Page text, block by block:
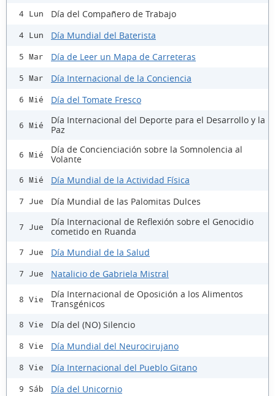
4 Lun Día del Compañero de Trabajo
4 Lun Día Mundial del Baterista
5 Mar Día de Leer un Mapa de Carreteras
5 Mar Día Internacional de la Conciencia
6 Mié Día del Tomate Fresco
6 Mié
Día Internacional del Deporte para el Desarrollo y la
Paz
6 Mié
Día de Concienciación sobre la Somnolencia al
Volante
6 Mié Día Mundial de la Actividad Física
7 Jue Día Mundial de las Palomitas Dulces
7 Jue
Día Internacional de Reflexión sobre el Genocidio
cometido en Ruanda
7 Jue Día Mundial de la Salud
7 Jue Natalicio de Gabriela Mistral
8 Vie
Día Internacional de Oposición a los Alimentos
Transgénicos
8 Vie Día del (NO) Silencio
8 Vie Día Mundial del Neurocirujano
8 Vie Día Internacional del Pueblo Gitano
9 Sáb Día del Unicornio